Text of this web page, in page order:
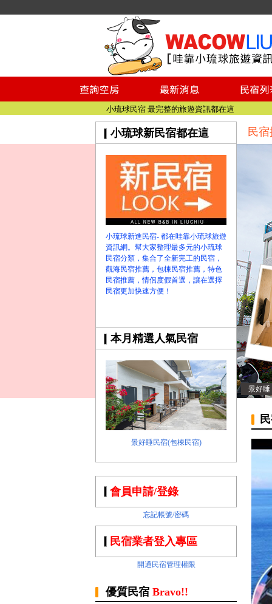
小琉球民宿空房
小琉球民宿
小琉球民宿推薦
【小琉球民宿特約】東港停車場!!看這邊
小琉球民宿 最完整的旅遊資訊都在這
【哇靠小琉球】新版官網熱情開站
【哇靠小琉球粉絲團】即時動態!!
小琉球民宿空房
小琉球民宿
小琉球民宿推薦
【小琉球民宿特約】東港停車場!!看這邊
【哇靠小琉球】新版官網熱情開站
【哇靠小琉球粉絲團】即時動態!!
小琉球新民宿都在這
小琉球新進民宿- 都在哇靠小琉球旅遊
資訊網。幫大家整理最多元的小琉球
民宿分類，集合了全新完工的民宿，
觀海民宿推薦，包棟民宿推薦，特色
民宿推薦，情侶度假首選，讓在選擇
民宿更加快速方便！
本月精選人氣民宿
景好睡民宿(包棟民宿)
景好睡
民
會員申請/登錄
忘記帳號/密碼
民宿業者登入專區
開通民宿管理權限
優質民宿 Bravo!!